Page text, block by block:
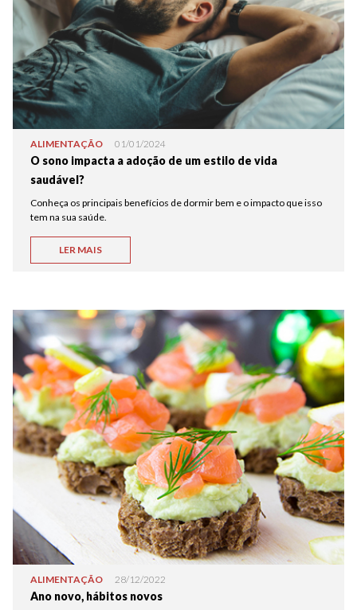
ALIMENTAÇÃO 01/01/2024
O sono impacta a adoção de um estilo de vida
saudável?
Conheça os principais benefícios de dormir bem e o impacto que isso
tem na sua saúde.
LER MAIS
ALIMENTAÇÃO 28/12/2022
Ano novo, hábitos novos